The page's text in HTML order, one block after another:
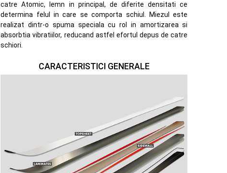
catre Atomic, lemn in principal, de diferite densitati ce
determina felul in care se comporta schiul. Miezul este
realizat dintr-o spuma speciala cu rol in amortizarea si
absorbtia vibratiilor, reducand astfel efortul depus de catre
schiori.
CARACTERISTICI GENERALE